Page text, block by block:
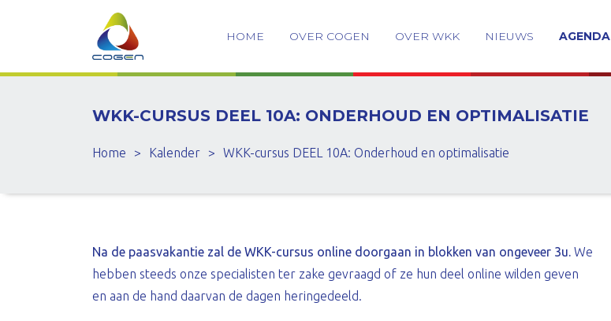
HOME OVER COGEN OVER WKK NIEUWS AGENDA
WKK-CURSUS DEEL 10A: ONDERHOUD EN OPTIMALISATIE
Home > Kalender > WKK-cursus DEEL 10A: Onderhoud en optimalisatie
Na de paasvakantie zal de WKK-cursus online doorgaan in blokken van ongeveer 3u. We
hebben steeds onze specialisten ter zake gevraagd of ze hun deel online wilden geven
en aan de hand daarvan de dagen heringedeeld.